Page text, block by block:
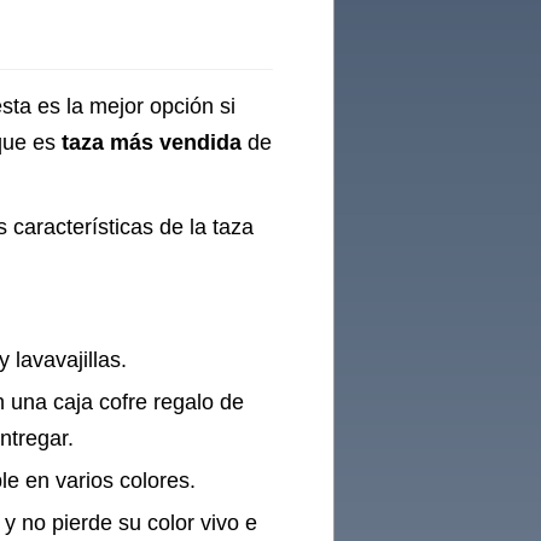
es la mejor opción si
es taza más vendida de
características de la taza
lavavajillas.
una caja cofre regalo de
en varios colores.
no pierde su color vivo e